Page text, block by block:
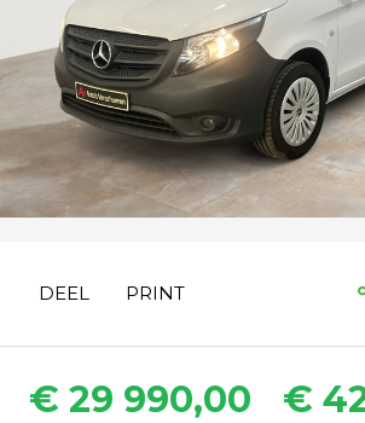
DEEL PRINT
€ 29 990,00 €